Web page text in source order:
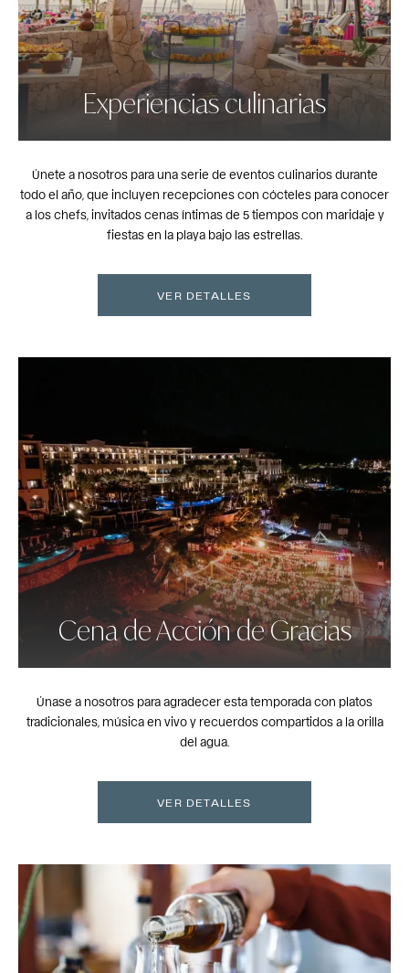
Experiencias culinarias
Únete a nosotros para una serie de eventos culinarios durante
todo el año, que incluyen recepciones con cócteles para conocer
a los chefs, invitados cenas íntimas de 5 tiempos con maridaje y
fiestas en la playa bajo las estrellas.
VER DETALLES
Cena de Acción de Gracias
Únase a nosotros para agradecer esta temporada con platos
tradicionales, música en vivo y recuerdos compartidos a la orilla
del agua.
VER DETALLES